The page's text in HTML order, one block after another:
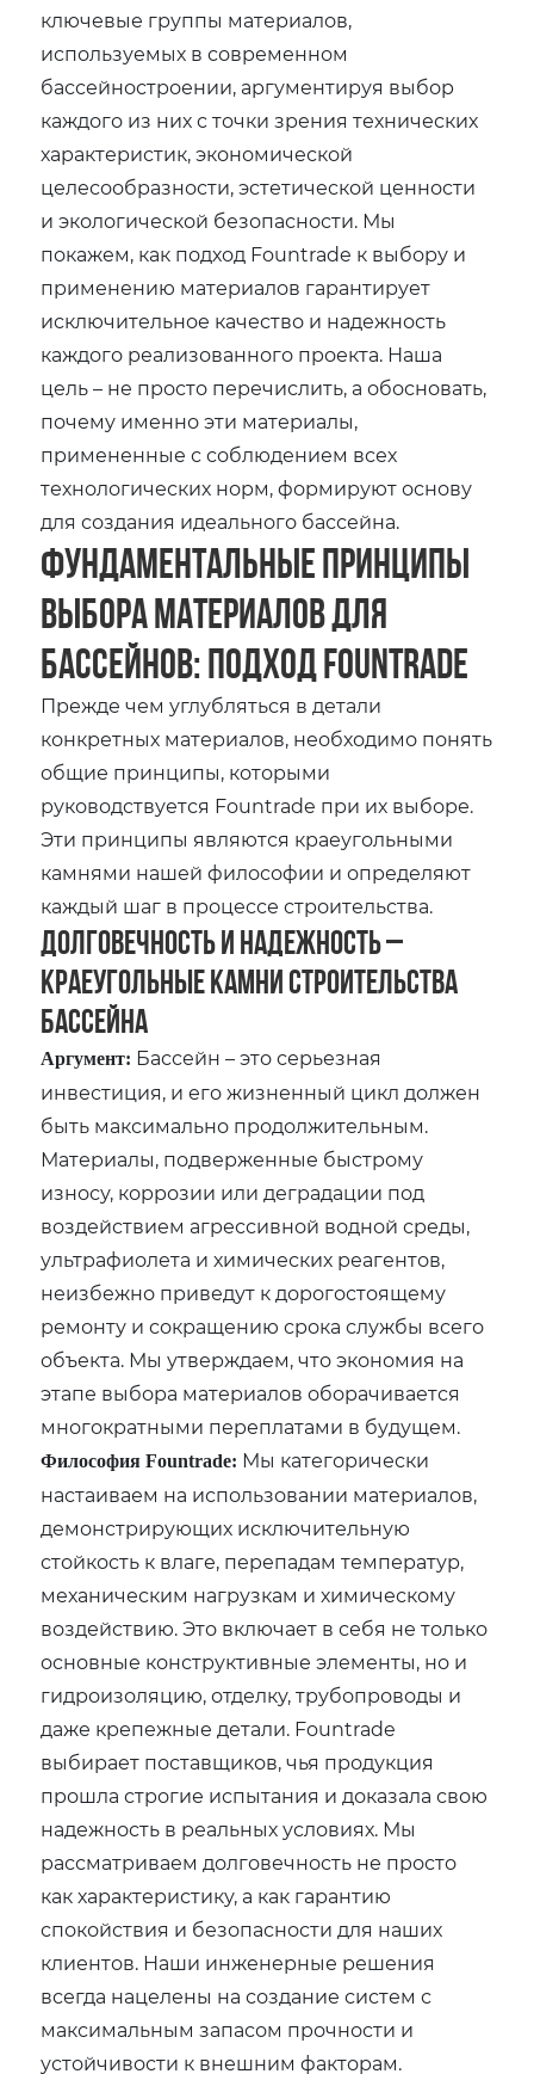
ключевые группы материалов‚
используемых в современном
бассейностроении‚ аргументируя выбор
каждого из них с точки зрения технических
характеристик‚ экономической
целесообразности‚ эстетической ценности
и экологической безопасности. Мы
покажем‚ как подход Fountrade к выбору и
применению материалов гарантирует
исключительное качество и надежность
каждого реализованного проекта. Наша
цель – не просто перечислить‚ а обосновать‚
почему именно эти материалы‚
примененные с соблюдением всех
технологических норм‚ формируют основу
для создания идеального бассейна.
Фундаментальные Принципы
Выбора Материалов для
Бассейнов: Подход Fountrade
Прежде чем углубляться в детали
конкретных материалов‚ необходимо понять
общие принципы‚ которыми
руководствуется Fountrade при их выборе.
Эти принципы являются краеугольными
камнями нашей философии и определяют
каждый шаг в процессе строительства.
Долговечность и Надежность –
Краеугольные Камни Строительства
Бассейна
Аргумент: Бассейн – это серьезная
инвестиция‚ и его жизненный цикл должен
быть максимально продолжительным.
Материалы‚ подверженные быстрому
износу‚ коррозии или деградации под
воздействием агрессивной водной среды‚
ультрафиолета и химических реагентов‚
неизбежно приведут к дорогостоящему
ремонту и сокращению срока службы всего
объекта. Мы утверждаем‚ что экономия на
этапе выбора материалов оборачивается
многократными переплатами в будущем.
Философия Fountrade: Мы категорически
настаиваем на использовании материалов‚
демонстрирующих исключительную
стойкость к влаге‚ перепадам температур‚
механическим нагрузкам и химическому
воздействию. Это включает в себя не только
основные конструктивные элементы‚ но и
гидроизоляцию‚ отделку‚ трубопроводы и
даже крепежные детали. Fountrade
выбирает поставщиков‚ чья продукция
прошла строгие испытания и доказала свою
надежность в реальных условиях. Мы
рассматриваем долговечность не просто
как характеристику‚ а как гарантию
спокойствия и безопасности для наших
клиентов. Наши инженерные решения
всегда нацелены на создание систем с
максимальным запасом прочности и
устойчивости к внешним факторам.